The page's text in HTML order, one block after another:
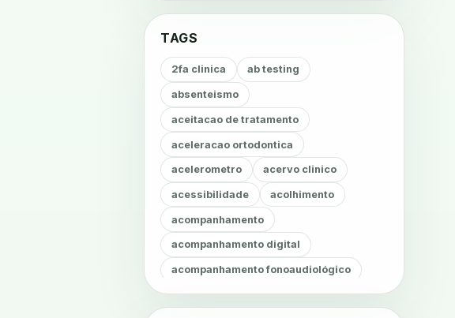
TAGS
2fa clinica ab testing
absenteismo
aceitacao de tratamento
aceleracao ortodontica
acelerometro acervo clinico
acessibilidade acolhimento
acompanhamento
acompanhamento digital
acompanhamento fonoaudiológico
acompanhamento nutricional